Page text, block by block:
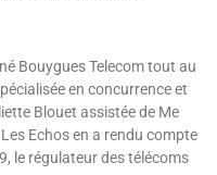
Bouygues Telecom tout au
en concurrence et
Blouet assistée de Me
Echos en a rendu compte
le régulateur des télécoms